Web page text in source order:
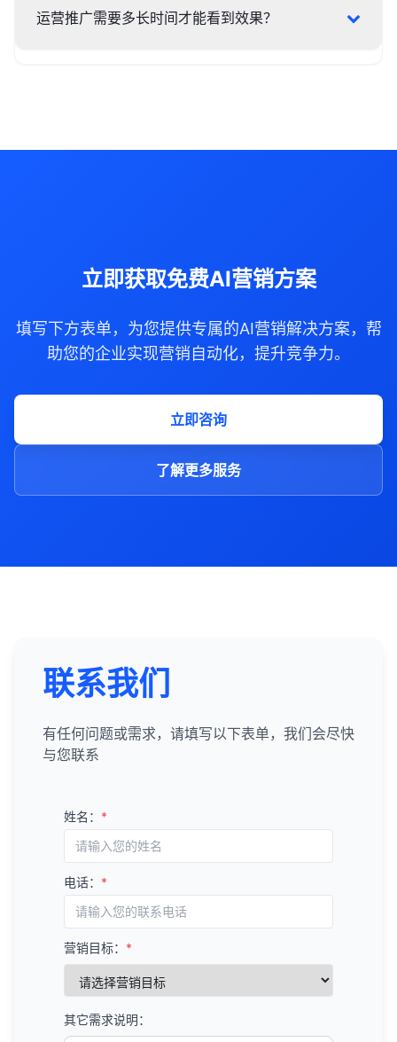
运营推广需要多长时间才能看到效果？
立即获取免费AI营销方案
填写下方表单，为您提供专属的AI营销解决方案，帮
助您的企业实现营销自动化，提升竞争力。
立即咨询
了解更多服务
联系我们
有任何问题或需求，请填写以下表单，我们会尽快
与您联系
姓名： *
电话： *
营销目标： *
其它需求说明：